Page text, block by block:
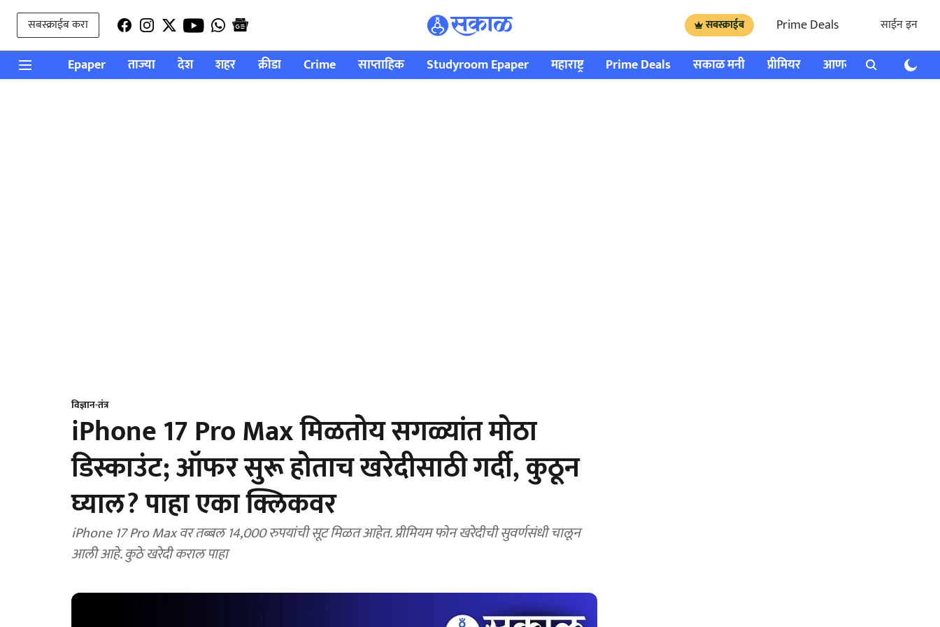
सबस्क्राईब करा सबस्क्राईब Prime Deals साईन इन
Epaper ताज्या देश शहर क्रीडा Crime साप्ताहिक Studyroom Epaper महाराष्ट्र Prime Deals सकाळ मनी प्रीमियर आणखी राशी भविष्य
विज्ञान-तंत्र
iPhone 17 Pro Max मिळतोय सगळ्यांत मोठा
डिस्काउंट; ऑफर सुरू होताच खरेदीसाठी गर्दी, कुठून
घ्याल? पाहा एका क्लिकवर
iPhone 17 Pro Max वर तब्बल 14,000 रुपयांची सूट मिळत आहेत. प्रीमियम फोन खरेदीची सुवर्णसंधी चालून
आली आहे. कुठे खरेदी कराल पाहा